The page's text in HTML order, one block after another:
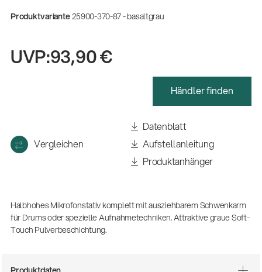
Fachkraft für Metalltechnik Ausbildung
Ausbildung | freie Ausbildungsstellen
Produktvariante25900-370-87 - basaltgrau
UVP:93,90 €
Händler finden
Vergleichen
Datenblatt
Aufstellanleitung
Produktanhänger
Halbhohes Mikrofonstativ komplett mit ausziehbarem Schwenkarm
für Drums oder spezielle Aufnahmetechniken. Attraktive graue Soft-
Touch Pulverbeschichtung.